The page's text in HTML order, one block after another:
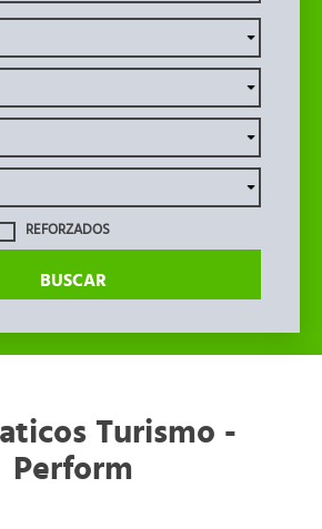
REFORZADOS
BUSCAR
Turismo -
Perform